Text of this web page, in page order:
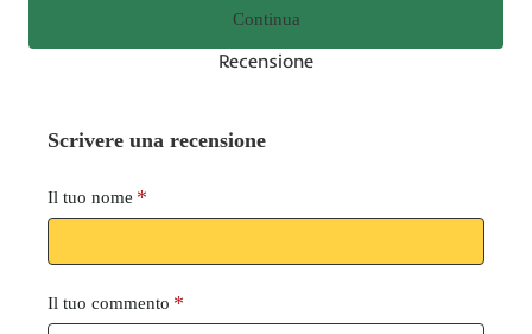
Continua
Recensione
Scrivere una recensione
Il tuo nome
Il tuo commento